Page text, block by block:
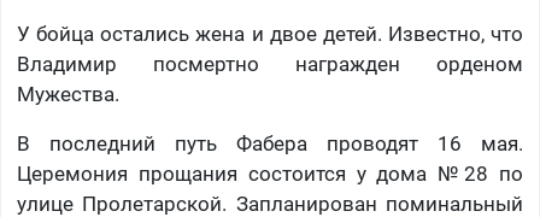
У бойца остались жена и двое детей. Известно, что
Владимир посмертно награжден орденом
Мужества.
В последний путь Фабера проводят 16 мая.
Церемония прощания состоится у дома №28 по
улице Пролетарской. Запланирован поминальный